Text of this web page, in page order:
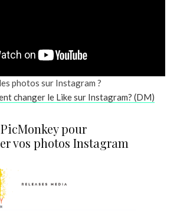
photos sur Instagram ?
changer le Like sur Instagram? (DM)
pour
vos photos Instagram